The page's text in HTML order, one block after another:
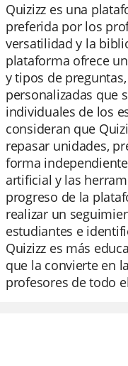
Quizizz es una
preferida por los
versatilidad y la
plataforma ofrece
y tipos de
personalizadas que
individuales de los
consideran que
repasar unidades,
forma
artificial y las
progreso de la
realizar un
estudiantes e
Quizizz es más
que la convierte en
profesores de todo